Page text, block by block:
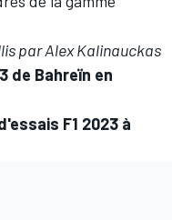
par Alex Kalinauckas
de Bahreïn en
F1 2023 à